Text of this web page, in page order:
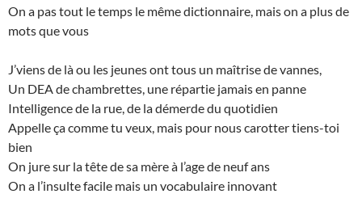
On a pas tout le temps le même dictionnaire, mais on a plus de
mots que vous
J’viens de là ou les jeunes ont tous un maîtrise de vannes,
Un DEA de chambrettes, une répartie jamais en panne
Intelligence de la rue, de la démerde du quotidien
Appelle ça comme tu veux, mais pour nous carotter tiens-toi
bien
On jure sur la tête de sa mère à l’age de neuf ans
On a l’insulte facile mais un vocabulaire innovant